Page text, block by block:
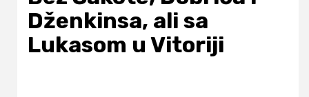
Dženkinsa, ali sa
Lukasom u Vitoriji